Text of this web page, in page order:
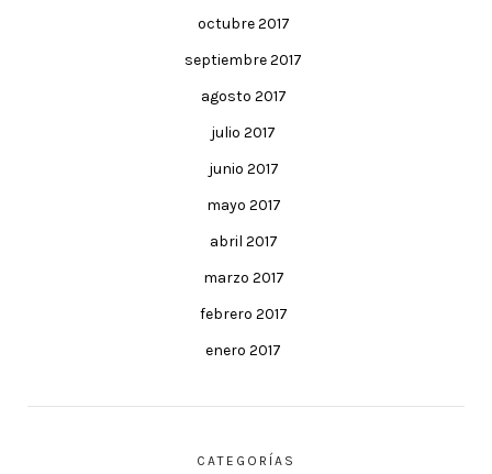
octubre 2017
septiembre 2017
agosto 2017
julio 2017
junio 2017
mayo 2017
abril 2017
marzo 2017
febrero 2017
enero 2017
CATEGORÍAS